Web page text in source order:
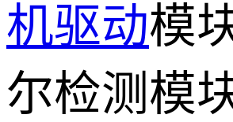
机驱动模
尔检测模